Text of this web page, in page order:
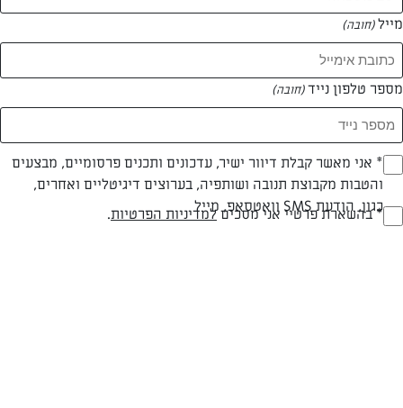
המאמרים של נעמי דימנט
מייל(חובה)
מספר טלפון נייד(חובה)
Opt_In
(חובה)
* אני מאשר קבלת דיוור ישיר, עדכונים ותכנים פרסומיים, מבצעים
והטבות מקבוצת תנובה ושותפיה, בערוצים דיגיטליים ואחרים,
כגון, הודעת SMS וואטסאפ, מייל
RegulationsApproved
* בהשארת פרטיי אני מסכיםלמדיניות הפרטיות.